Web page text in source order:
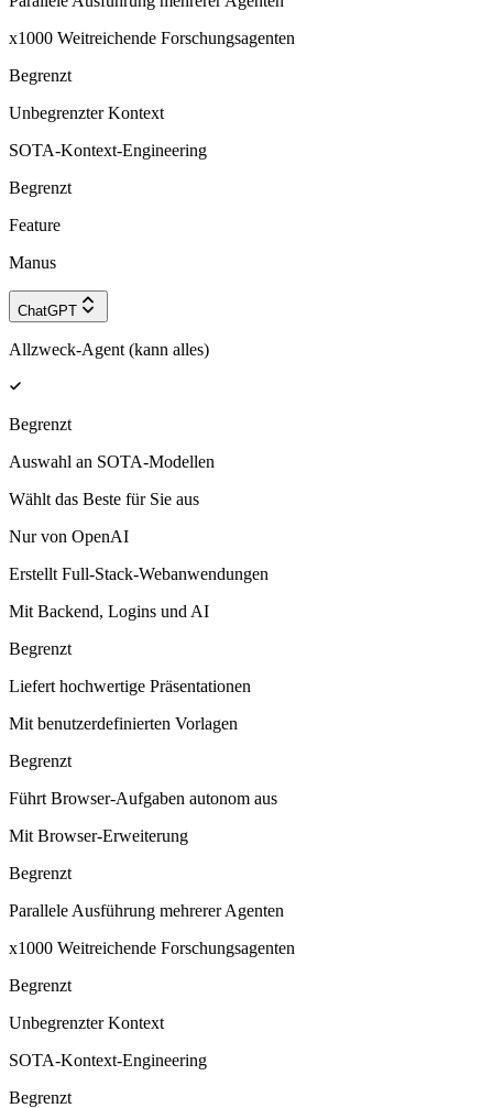
x1000 Weitreichende Forschungsagenten
Begrenzt
Unbegrenzter Kontext
SOTA-Kontext-Engineering
Begrenzt
Feature
Manus
ChatGPT
Allzweck-Agent (kann alles)
Begrenzt
Auswahl an SOTA-Modellen
Wählt das Beste für Sie aus
Nur von OpenAI
Erstellt Full-Stack-Webanwendungen
Mit Backend, Logins und AI
Begrenzt
Liefert hochwertige Präsentationen
Mit benutzerdefinierten Vorlagen
Begrenzt
Führt Browser-Aufgaben autonom aus
Mit Browser-Erweiterung
Begrenzt
Parallele Ausführung mehrerer Agenten
x1000 Weitreichende Forschungsagenten
Begrenzt
Unbegrenzter Kontext
SOTA-Kontext-Engineering
Begrenzt